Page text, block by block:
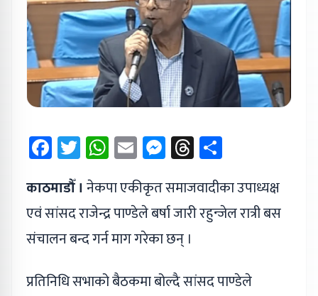
Facebook
Twitter
WhatsApp
EmailMessenger
Threads
काठमाडौँ । नेकपा एकीकृत समाजवादीका उपाध्यक्ष
एवं सांसद राजेन्द्र पाण्डेले बर्षा जारी रहुन्जेल रात्री बस
संचालन बन्द गर्न माग गरेका छन् ।
प्रतिनिधि सभाको बैठकमा बोल्दै सांसद पाण्डेले